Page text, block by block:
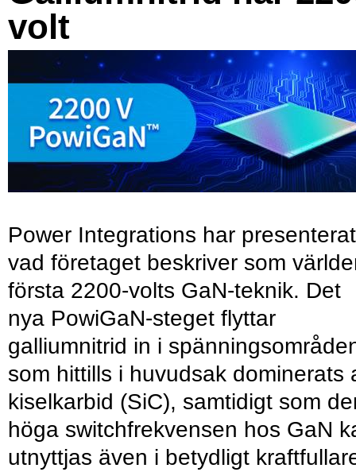
volt
Power Integrations har presenterat
vad företaget beskriver som
första 2200-volts GaN-teknik. Det
nya PowiGaN-steget flyttar
galliumnitrid in i
som hittills i huvudsak dominerats
kiselkarbid (SiC), samtidigt som
höga switchfrekvensen hos GaN
utnyttjas även i betydligt